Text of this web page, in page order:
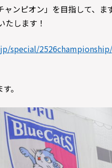
ャンピオン」を目指して、
します！
special/
。